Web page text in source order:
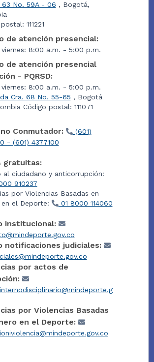
63 No. 59A - 06 , Bogotá,
111221
de atención presencial:
viernes: 8:00 a.m. - 5:00 p.m.
de atención presencial
- PQRSD:
viernes: 8:00 a.m. - 5:00 p.m.
Cra. 68 No. 55-65 , Bogotá
Código postal: 111071
Conmutador:
(601)
- (601) 4377100
gratuitas:
al ciudadano y anticorrupción:
910237
por Violencias Basadas en
en el Deporte:
01 8000 114060
institucional:
notificaciones judiciales:
por actos de
por Violencias Basadas
en el Deporte: